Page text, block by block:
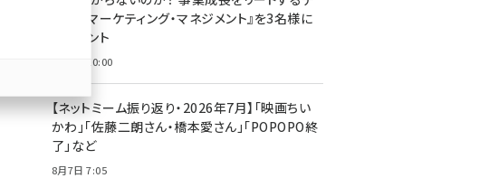
llmo (1166)
ジタルマーケティング・マネジメント』を3名様に
プレゼント
8月7日 10:00
【ネットミーム振り返り・2026年7月】「映画ちい
かわ」「佐藤二朗さん・橋本愛さん」「POPOPO終
了」など
8月7日 7:05